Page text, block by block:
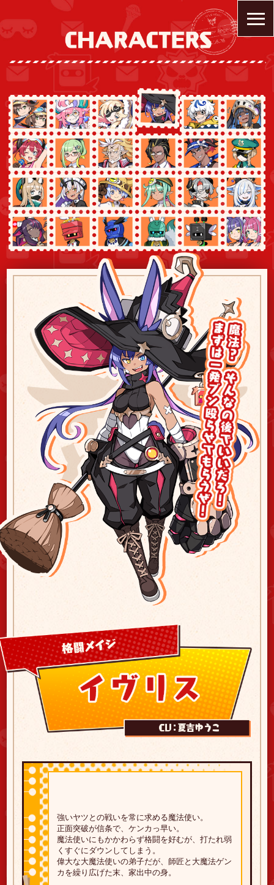
強いヤツとの戦いを常に求める魔法使い。
正面突破が信条で、ケンカっ早い。
魔法使いにもかかわらず格闘を好むが、打たれ弱
くすぐにダウンしてしまう。
偉大な大魔法使いの弟子だが、師匠と大魔法ゲン
カを繰り広げた末、家出中の身。